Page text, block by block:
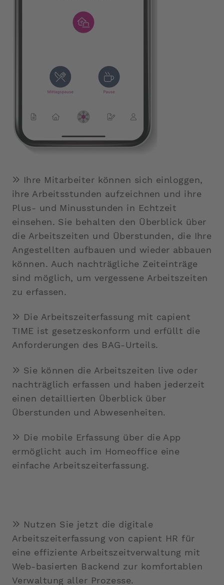
Ihre Mitarbeiter können sich einloggen,
ihre Arbeitsstunden aufzeichnen und ihre
Plus- und Minusstunden in Echtzeit
einsehen. Sie behalten den Überblick über
die Arbeitszeiten und Überstunden, die Ihre
Angestellten aufbauen und wieder abbauen
können. Auch nachträgliche Zeiteinträge
sind möglich, um vergessene Arbeitszeiten
zu erfassen.
Die Arbeitszeiterfassung mit capient
TIME ist gesetzeskonform und erfüllt die
Anforderungen des BAG-Urteils.
Sie können die Arbeitszeiten live oder
nachträglich erfassen und haben jederzeit
einen detaillierten Überblick über
Überstunden und Abwesenheiten.
Die mobile Erfassung über die App
ermöglicht auch im Homeoffice eine
einfache Arbeitszeiterfassung.
Nutzen Sie jetzt die digitale
Arbeitszeiterfassung von capient HR für
eine effiziente Arbeitszeitverwaltung mit
Web-basierten Backend zur komfortablen
Verwaltung aller Prozesse.